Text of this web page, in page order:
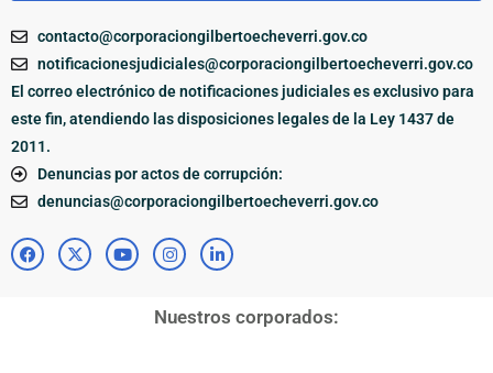
contacto@corporaciongilbertoecheverri.gov.co
notificacionesjudiciales@corporaciongilbertoecheverri.gov.co
El correo electrónico de notificaciones judiciales es exclusivo para
este fin, atendiendo las disposiciones legales de la Ley 1437 de
2011.
Denuncias por actos de corrupción:
denuncias@corporaciongilbertoecheverri.gov.co
Nuestros corporados: